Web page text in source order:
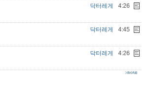
닥터레게 4:26
닥터레게 4:45
닥터레게 4:26